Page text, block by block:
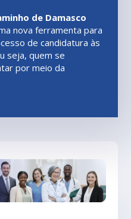
de Damasco
nova ferramenta para
de candidatura às
seja, quem se
por meio da